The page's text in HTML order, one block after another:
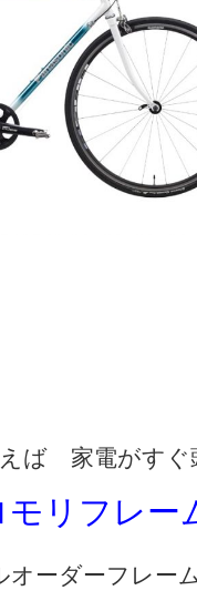
ば 家電がすぐ
モリフレ
オーダーフレー